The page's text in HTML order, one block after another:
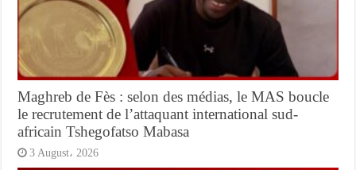
Maghreb de Fès : selon des médias, le MAS boucle
le recrutement de l’attaquant international sud-
africain Tshegofatso Mabasa
3 August، 2026